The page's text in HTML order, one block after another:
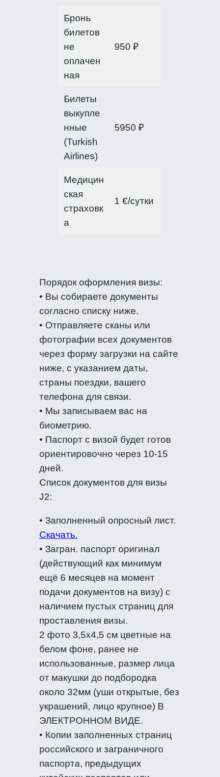
Бронь
билетов
не
оплачен
ная
950 ₽
Билеты
выкупле
нные
(Turkish
Airlines)
5950 ₽
Медицин
ская
страховк
а
1 €/сутки
Порядок оформления визы:
• Вы собираете документы
согласно списку ниже.
• Отправляете сканы или
фотографии всех документов
через форму загрузки на сайте
ниже, с указанием даты,
страны поездки, вашего
телефона для связи.
• Мы записываем вас на
биометрию.
• Паспорт с визой будет готов
ориентировочно через 10-15
дней.
Список документов для визы
J2:
• Заполненный опросный лист.
Скачать.
• Загран. паспорт оригинал
(действующий как минимум
ещё 6 месяцев на момент
подачи документов на визу) с
наличием пустых страниц для
проставления визы.
2 фото 3,5х4,5 см цветные на
белом фоне, ранее не
использованные, размер лица
от макушки до подбородка
около 32мм (уши открытые, без
украшений, лицо крупное) В
ЭЛЕКТРОННОМ ВИДЕ.
• Копии заполненных страниц
российского и заграничного
паспорта, предыдущих